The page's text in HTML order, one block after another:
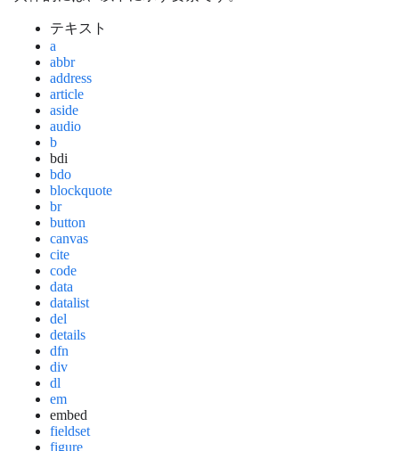
テキスト
a
abbr
address
article
aside
audio
b
bdi
bdo
blockquote
br
button
canvas
cite
code
data
datalist
del
details
dfn
div
dl
em
embed
fieldset
figure